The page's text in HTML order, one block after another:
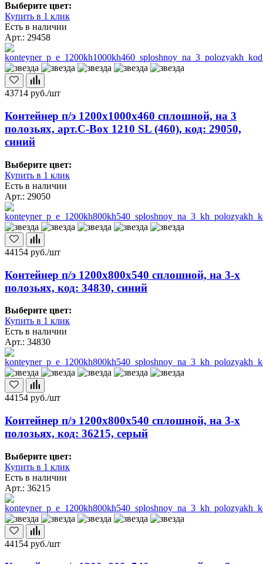
Выберите цвет:
Купить в 1 клик
Есть в наличии
Арт.: 29458
43714 руб./шт
Контейнер п/э 1200х1000х460 сплошной, на 3
полозьях, арт.C-Box 1210 SL (460), код: 29050,
синий
Выберите цвет:
Купить в 1 клик
Есть в наличии
Арт.: 29050
44154 руб./шт
Контейнер п/э 1200х800х540 сплошной, на 3-х
полозьях, код: 34830, синий
Выберите цвет:
Купить в 1 клик
Есть в наличии
Арт.: 34830
44154 руб./шт
Контейнер п/э 1200х800х540 сплошной, на 3-х
полозьях, код: 36215, серый
Выберите цвет:
Купить в 1 клик
Есть в наличии
Арт.: 36215
44154 руб./шт